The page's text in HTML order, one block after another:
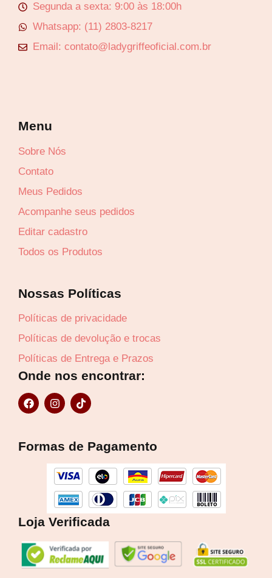
Segunda a sexta: 9:00 às 18:00h
Whatsapp: (11) 2803-8217
Email: contato@ladygriffeoficial.com.br
Menu
Sobre Nós
Contato
Meus Pedidos
Acompanhe seus pedidos
Editar cadastro
Todos os Produtos
Nossas Políticas
Políticas de privacidade
Políticas de devolução e trocas
Políticas de Entrega e Prazos
Onde nos encontrar:
F
a
o
I
n
g
a
m
T
i
k
Formas de Pagamento
Loja Verificada